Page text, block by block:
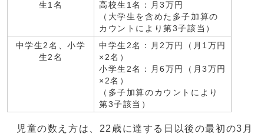
生1名
高校生1名：月3万円
（大学生を含めた多子加算の
カウントにより第3子該当）
中学生2名、小学
生2名
中学生2名：月2万円（月1万円
×2名）
小学生2名：月6万円（月3万円
×2名）
（多子加算のカウントにより
第3子該当）
児童の数え方は、22歳に達する日以後の最初の3月